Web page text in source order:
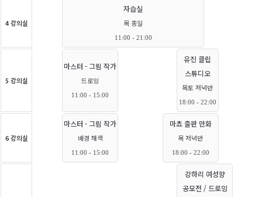
4 강의실
자습실
목 종일
11:00 - 21:00
5 강의실
마스터 - 그림 작가
드로잉
11:00 - 15:00
유진 클립
스튜디오
목토 저녁반
18:00 - 22:00
6 강의실
마스터 - 그림 작가
배경 채색
11:00 - 15:00
마쵸 출판 만화
목 저녁반
18:00 - 22:00
강하리 여성향
공모전 / 드로잉